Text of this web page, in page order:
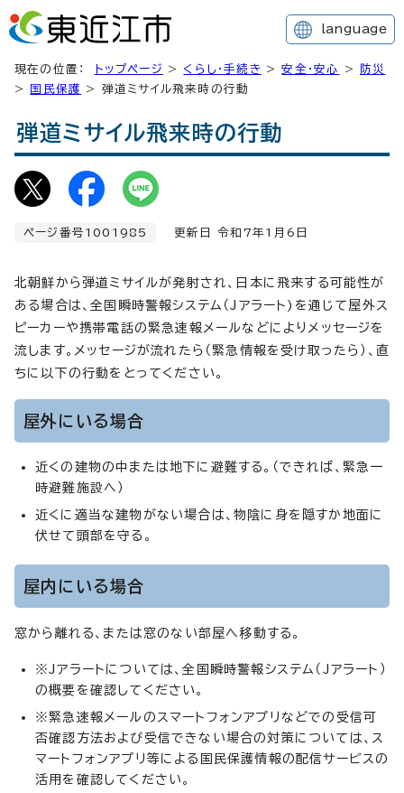
language
現在の位置： トップページ > くらし・手続き >安全・安心 >
防災
>
国民保護 > 弾道ミサイル飛来時の行動
弾道ミサイル飛来時の行動
ページ番号1001985 更新日 令和7年1月6日
北朝鮮から弾道ミサイルが発射され、日本に飛来する可能性が
ある場合は、全国瞬時警報システム（Jアラート)を通じて屋外ス
ピーカーや携帯電話の緊急速報メールなどによりメッセージを
流します。メッセージが流れたら（緊急情報を受け取ったら）、直
ちに以下の行動をとってください。
屋外にいる場合
近くの建物の中または地下に避難する。（できれば、緊急一
時避難施設へ）
近くに適当な建物がない場合は、物陰に身を隠すか地面に
伏せて頭部を守る。
屋内にいる場合
窓から離れる、または窓のない部屋へ移動する。
※Jアラートについては、全国瞬時警報システム（Jアラート）
の概要を確認してください。
※緊急速報メールのスマートフォンアプリなどでの受信可
否確認方法および受信できない場合の対策については、ス
マートフォンアプリ等による国民保護情報の配信サービスの
活用を確認してください。